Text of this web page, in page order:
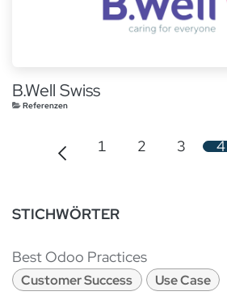
B.Well Swiss
Referenzen
1 2 3 4
STICHWÖRTER
Best Odoo Practices
Customer Success Use Case